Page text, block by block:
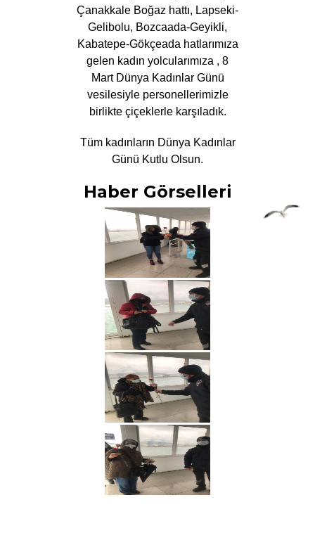
Çanakkale Boğaz hattı, Lapseki-
Gelibolu, Bozcaada-Geyikli,
Kabatepe-Gökçeada hatlarımıza
gelen kadın yolcularımıza , 8
Mart Dünya Kadınlar Günü
vesilesiyle personellerimizle
birlikte çiçeklerle karşıladık.
Tüm kadınların Dünya Kadınlar
Günü Kutlu Olsun.
Haber Görselleri